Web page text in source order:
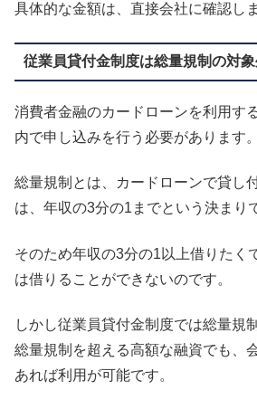
具体的な金額は、直接会社に確認し
従業員貸付金制度は総量規制の対
消費者金融のカードローンを利用す
内で申し込みを行う必要があります。
総量規制とは、カードローンで貸し
は、年収の3分の1までという決まり
そのため年収の3分の1以上借りたく
は借りることができないのです。
しかし従業員貸付金制度では総量規
総量規制を超える高額な融資でも、
あれば利用が可能です。